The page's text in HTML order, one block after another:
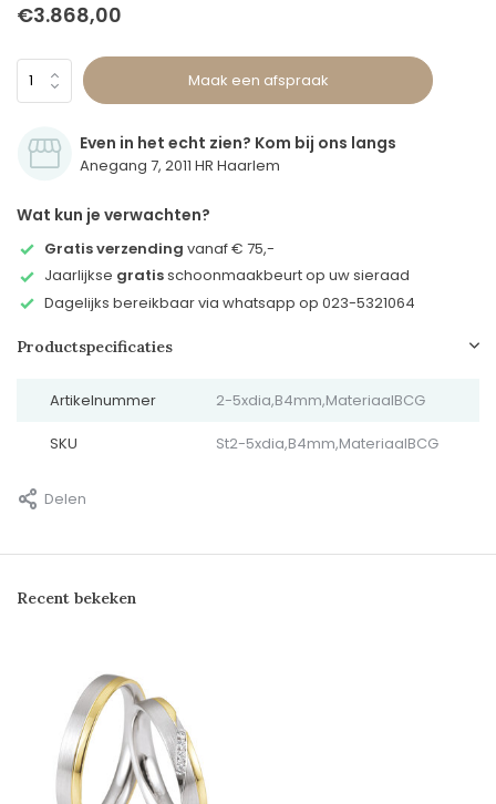
€3.868,00
Maak een afspraak
Even in het echt zien? Kom bij ons langs
Anegang 7, 2011 HR Haarlem
Wat kun je verwachten?
Gratis verzending vanaf € 75,-
Jaarlijkse gratisschoonmaakbeurt op uw sieraad
Dagelijks bereikbaar via whatsapp op 023-5321064
Productspecificaties
Artikelnummer 2-5xdia,B4mm,MateriaalBCG
SKU St2-5xdia,B4mm,MateriaalBCG
Delen
Recent bekeken